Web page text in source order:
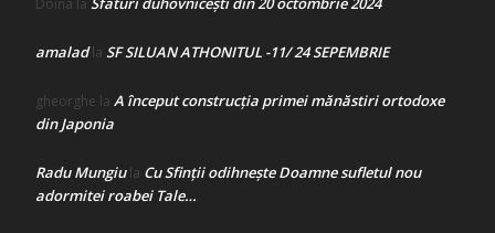
Doina la
amaladla SF SILUAN ATHONITUL -11/ 24 SEPEMBRIE
gheorghe la A început construcţia primei mănăstiri ortodoxe
din Japonia
Radu Mungiula Cu Sfinții odihnește Doamne sufletul nou
adormitei roabei Tale…